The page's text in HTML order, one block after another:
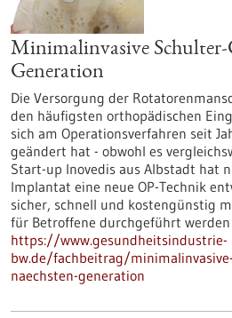
Minimalinvasive Schulter-
Generation
Die Versorgung der
den häufigsten orthopädischen
sich am Operationsverfahren seit
geändert hat - obwohl es
Start-up Inovedis aus Albstadt hat
Implantat eine neue OP-Technik
sicher, schnell und kostengünstig
für Betroffene durchgeführt werden
https://www.gesundheitsindustrie-
bw.de/fachbeitrag/
naechsten-generation